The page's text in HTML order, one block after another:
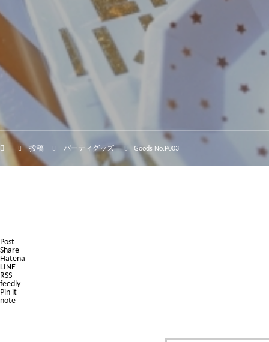
投稿 パーティグッズ Goods No.P003
Post
Share
Hatena
LINE
RSS
feedly
Pin it
note